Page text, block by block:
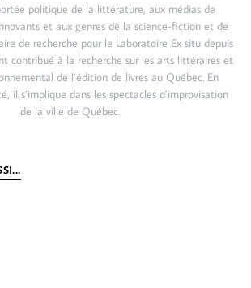
politique de la littérature, aux médias de
et aux genres de la science-fiction et de
de recherche pour le Laboratoire Ex situ depuis
contribué à la recherche sur les arts littéraires et
de l’édition de livres au Québec. En
il s’implique dans les spectacles d’improvisation
de la ville de Québec.